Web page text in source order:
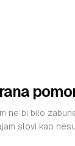
ne bi bilo
slovi kao